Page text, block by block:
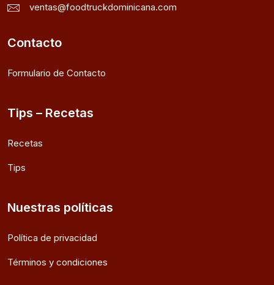
ventas@foodtruckdominicana.com
Contacto
Formulario de Contacto
Tips – Recetas
Recetas
Tips
Nuestras políticas
Política de privacidad
Términos y condiciones